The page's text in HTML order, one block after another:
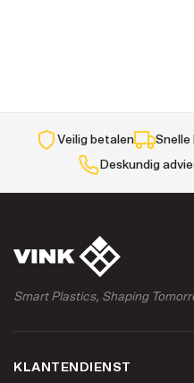
Veilig betalen Snelle
Deskundig
Smart Plastics, Shaping
KLANTENDIENST